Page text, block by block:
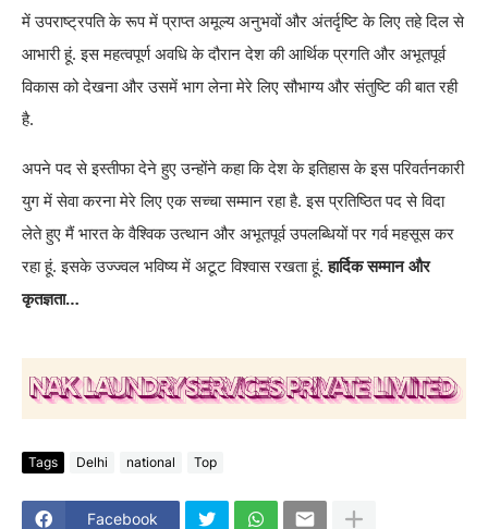
में उपराष्ट्रपति के रूप में प्राप्त अमूल्य अनुभवों और अंतर्दृष्टि के लिए तहे दिल से
आभारी हूं. इस महत्वपूर्ण अवधि के दौरान देश की आर्थिक प्रगति और अभूतपूर्व
विकास को देखना और उसमें भाग लेना मेरे लिए सौभाग्य और संतुष्टि की बात रही
है.
अपने पद से इस्तीफा देने हुए उन्होंने कहा कि देश के इतिहास के इस परिवर्तनकारी
युग में सेवा करना मेरे लिए एक सच्चा सम्मान रहा है. इस प्रतिष्ठित पद से विदा
लेते हुए मैं भारत के वैश्विक उत्थान और अभूतपूर्व उपलब्धियों पर गर्व महसूस कर
रहा हूं. इसके उज्ज्वल भविष्य में अटूट विश्वास रखता हूं.हार्दिक सम्मान और
कृतज्ञता…
Tags Delhi national Top
Facebook